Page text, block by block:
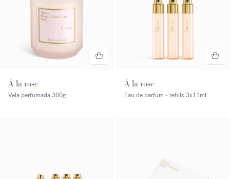
À la rose
Vela perfumada 300g
À la rose
Eau de parfum - refills 3x11ml